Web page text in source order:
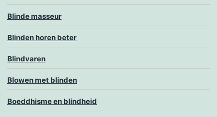
Blinde masseur
Blinden horen beter
Blindvaren
Blowen met blinden
Boeddhisme en blindheid